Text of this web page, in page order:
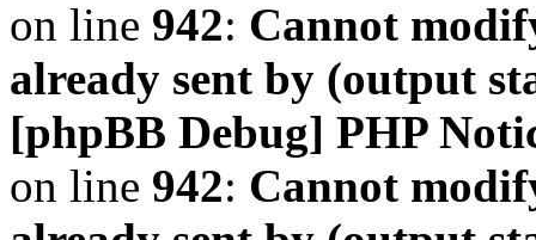
on line 942: Cannot
already sent by (output
[phpBB Debug] PHP
on line 942: Cannot